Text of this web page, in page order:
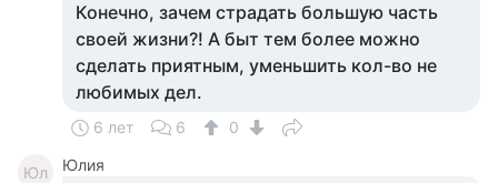
Конечно, зачем страдать большую часть
своей жизни?! А быт тем более можно
сделать приятным, уменьшить кол-во не
любимых дел.
6 лет 6 0
Юл Юлия